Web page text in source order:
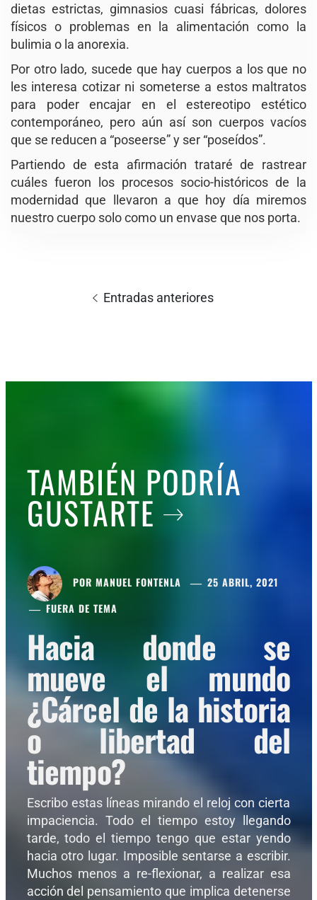
dietas estrictas, gimnasios cuasi fábricas, dolores
físicos o problemas en la alimentación como la
bulimia o la anorexia.
Por otro lado, sucede que hay cuerpos a los que no
les interesa cotizar ni someterse a estos maltratos
para poder encajar en el estereotipo estético
contemporáneo, pero aún así son cuerpos vacíos
que se reducen a “poseerse” y ser “poseídos”.
Partiendo de esta afirmación trataré de rastrear
cuáles fueron los procesos socio-históricos de la
modernidad que llevaron a que hoy día miremos
nuestro cuerpo solo como un envase que nos porta.
Entradas anteriores
TAMBIÉN PODRÍA
GUSTARTE
POR MANUEL FONTENLA
25 ABRIL, 2021
FUERA DE TEMA
Hacia donde se
mueve el mundo
¿Cárcel de la historia
o libertad del
tiempo?
Escribo estas líneas mirando el reloj con cierta
impaciencia. Todo el tiempo estoy llegando
tarde, todo el tiempo tengo que estar yendo
hacia otro lugar. Imposible sentarse a escribir.
Muchos menos a re-flexionar, a realizar esa
acción del pensamiento que implica detenerse